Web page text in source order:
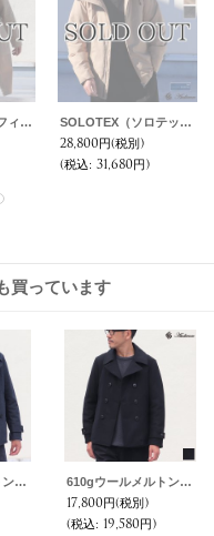
馬布ヴィンテージフィニッシュ ルーズFIT ステンカラーコート【MADE IN JAPAN】『日本製』【送料無料】 / Upscape Audience SOLOTEX（ソロテックス）ポリエステルウール シームレス ダウンジャケット【送料無料】 / Audience
28,800円(税別)
(税込: 31,680円)
買っています
610gウールメルトン サーモライト中綿Pコート 【送料無料】 / Audience 610gウールメルトン サーモライト中綿Pコート 【送料無料】 / Audience
17,800円(税別)
(税込: 19,580円)